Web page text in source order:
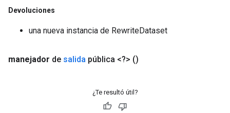
Devoluciones
una nueva instancia de RewriteDataset
manejador de salida pública <?> ()
¿Te resultó útil?